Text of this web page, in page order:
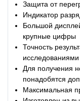
Защита от
Индикатор
Большой
крупные цифры
Точность
Для получения
понадобятся
Максимальная